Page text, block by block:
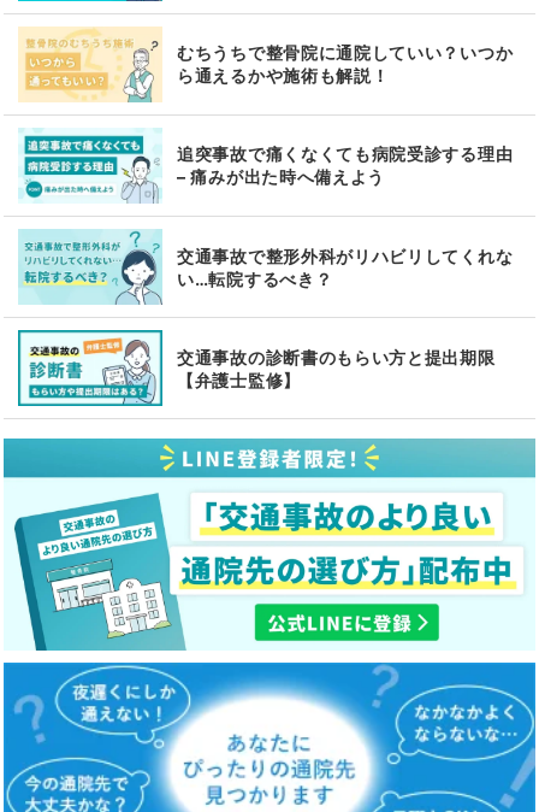
むちうちで整骨院に通院していい？いつか
ら通えるかや施術も解説！
追突事故で痛くなくても病院受診する理由
– 痛みが出た時へ備えよう
交通事故で整形外科がリハビリしてくれな
い…転院するべき？
交通事故の診断書のもらい方と提出期限
【弁護士監修】